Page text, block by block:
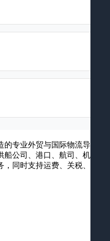
专业外贸与国际物流导航平
公司、港口、航司、机场、
同时支持运费、关税、海关